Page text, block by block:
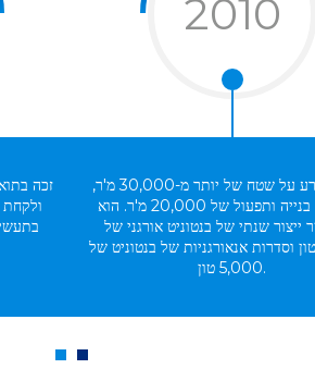
זכה
2010
הוא משתרע על שטח של יותר מ-30,000 מ'ר,
עם שטח בנייה ותפעול של 20,000 מ'ר. הוא
ייצור שנתי של בנטוניט אורגני של
20,000 טון וסדרות אנאורגניות של בנטוניט של
5,000 טון.